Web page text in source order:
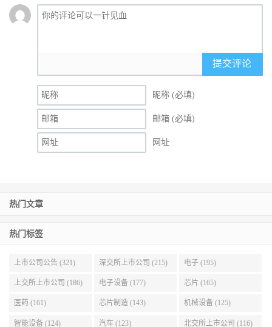
提交评论
昵称 (必填)
邮箱 (必填)
网址
热门文章
热门标签
上市公司公告 (321) 深交所上市公司 (215) 电子 (195)
上交所上市公司 (186) 电子设备 (177) 芯片 (165)
医药 (161) 芯片制造 (143) 机械设备 (125)
智能设备 (124) 汽车 (123) 北交所上市公司 (116)